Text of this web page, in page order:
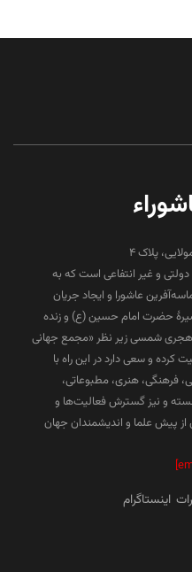
پلاک 4
و غیر انتفاعی است که به
عاشورا و ایجاد جریان
حضرت امام حسین (ع) و زنده
نگه داشتن فرهنگ عاشورا از سال ۱۳۹۳ هجری شمسی زیر نظر «مجمع جهانی
و سعی دارد در این راه با
فرهنگی، هنری، مطبوعاتی،
و نیز گسترش فعالیت‌ها و
پیش علما و اندیشمندان جهان
اینستاگرام